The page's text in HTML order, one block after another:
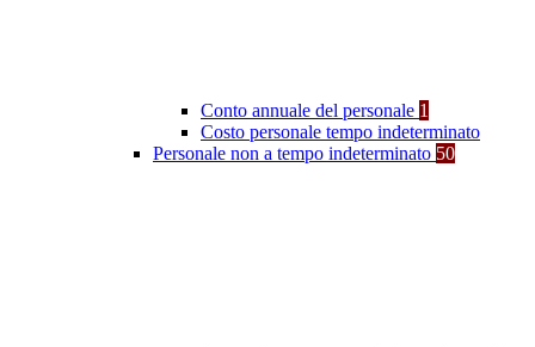
Conto annuale del personale 1
Costo personale tempo indeterminato
Personale non a tempo indeterminato 50